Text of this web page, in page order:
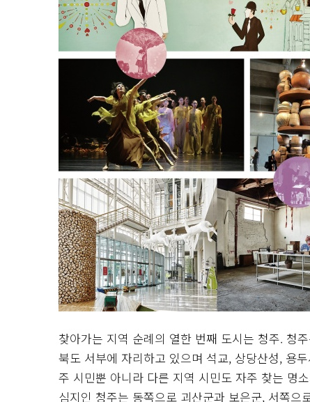
찾아가는 지역 순례의 열한 번째 도시는 청주. 청
북도 서부에 자리하고 있으며 석교, 상당산성, 용
주 시민뿐 아니라 다른 지역 시민도 자주 찾는 명
심지인 청주는 동쪽으로 괴산군과 보은군, 서쪽